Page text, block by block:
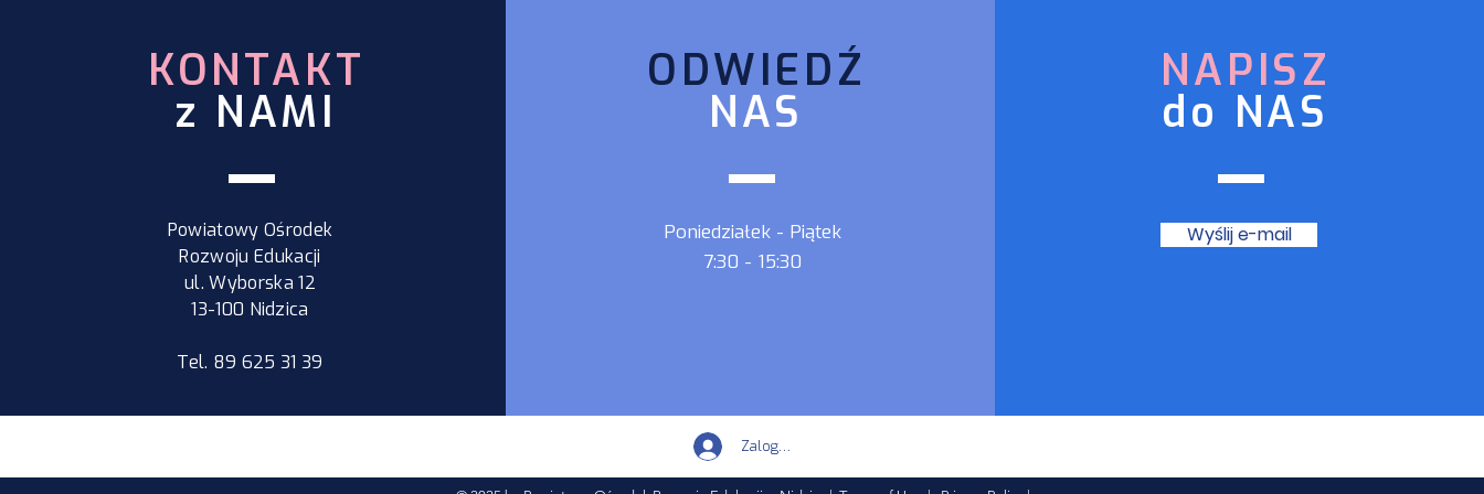
KONTAKT
z NAMI
Powiatowy Ośrodek
Rozwoju Edukacji
ul. Wyborska 12
13-100 Nidzica
Tel. 89 625 31 39
ODWIEDŹ
NAS
Poniedziałek - Piątek
7:30 - 15:30
NAPISZ
do NAS
Wyślij e-mail
Zaloguj się